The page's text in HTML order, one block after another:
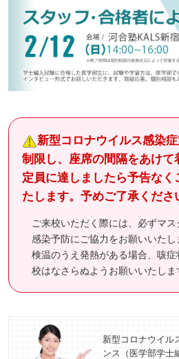
新型コロナウイルス感染
制限し、座席の間隔をあけて
定員に達しましたら予告なく
たします。予めご了承くださ
ご来校いただく際には、必ずマス
感染予防にご協力をお願いいたし
検温のうえ発熱がある場合、咳
校はなさらぬようお願いいたしま
新型コロナウイル
ンス（医学部学士